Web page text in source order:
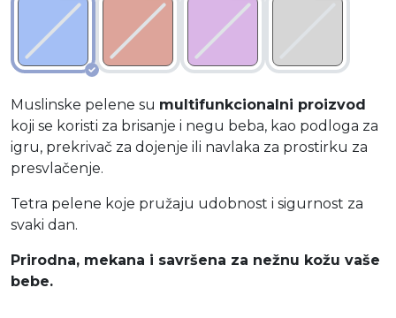
Muslinske pelene su multifunkcionalni proizvod
koji se koristi za brisanje i negu beba, kao podloga za
igru, prekrivač za dojenje ili navlaka za prostirku za
presvlačenje.
Tetra pelene koje pružaju udobnost i sigurnost za
svaki dan.
Prirodna, mekana i savršena za nežnu kožu vaše
bebe.